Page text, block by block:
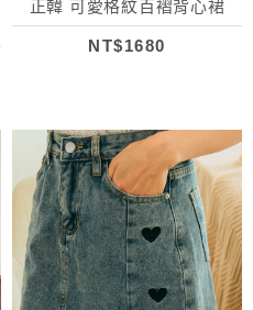
正韓 可愛格紋百褶背心裙
NT$1680